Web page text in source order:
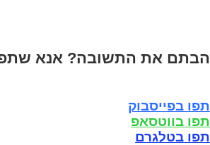
את התשובה? אנא
בפייסבוק
בווטסאפ
בטלגרם